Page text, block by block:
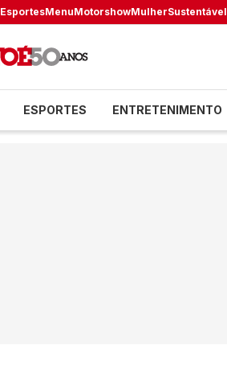
EsportesMenuMotorshowMulherSustentável
ESPORTES ENTRETENIMENTO